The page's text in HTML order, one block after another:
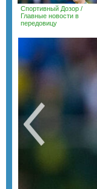
Спортивный Дозор /
Главные новости в
передовицу